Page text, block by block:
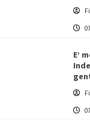
E’